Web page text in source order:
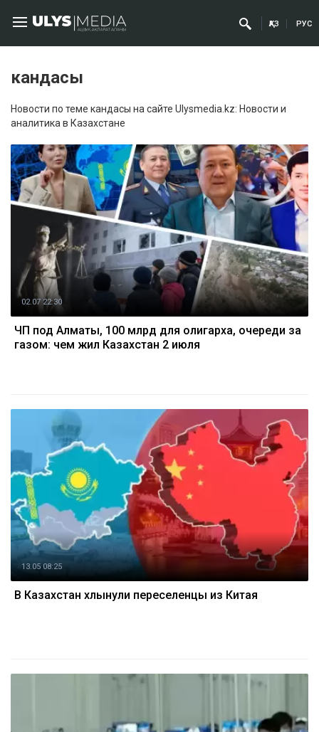
ҚАЗ РУС
кандасы
Новости по теме кандасы на сайте Ulysmedia.kz: Новости и
аналитика в Казахстане
02.07 22:30
ЧП под Алматы, 100 млрд для олигарха, очереди за
газом: чем жил Казахстан 2 июля
13.05 08:25
В Казахстан хлынули переселенцы из Китая